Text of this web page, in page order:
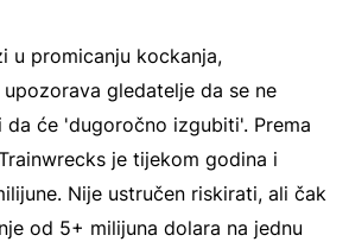
u promicanju kockanja,
gledatelje da se ne
da će 'dugoročno izgubiti'. Prema
je tijekom godina i
Nije ustručen riskirati, ali čak
od 5+ milijuna dolara na jednu